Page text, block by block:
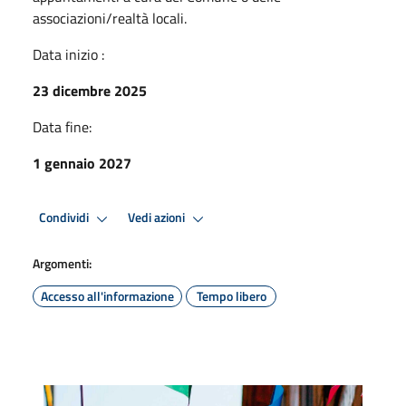
associazioni/realtà locali.
Data inizio :
23 dicembre 2025
Data fine:
1 gennaio 2027
Condividi Vedi azioni
Argomenti:
Accesso all'informazione
Tempo libero